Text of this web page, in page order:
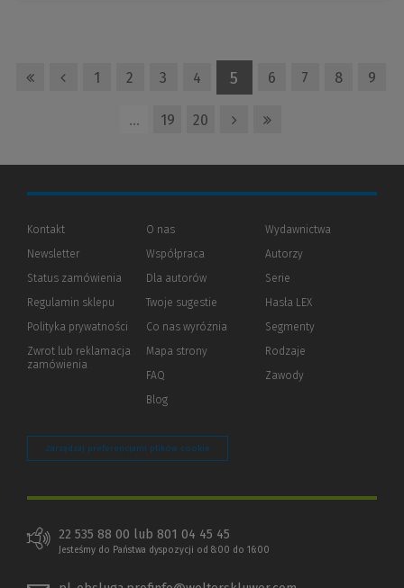
1 2 3 4 5 6 7 8 9
… 19 20
Kontakt
Newsletter
Status zamówienia
Regulamin sklepu
Polityka prywatności (Nowe
(Link
innej
Zwrot lub reklamacja
zamówienia
O nas
Współpraca
Dla autorów(Nowe
(Link
innej
strony)
Twoje sugestie
Co nas wyróżnia
Mapa strony
FAQ
Blog
Wydawnictwa
Autorzy
Serie
Hasła LEX
Segmenty
Rodzaje
Zawody
Zarządzaj preferencjami plików cookie
22 535 88 00 lub 801 04 45 45
Jesteśmy do Państwa dyspozycji od 8:00 do 16:00